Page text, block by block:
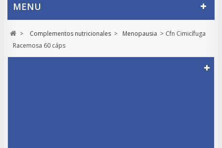
MENU
> Complementos nutricionales > Menopausia > Cfn Cimicífuga
Racemosa 60 cáps